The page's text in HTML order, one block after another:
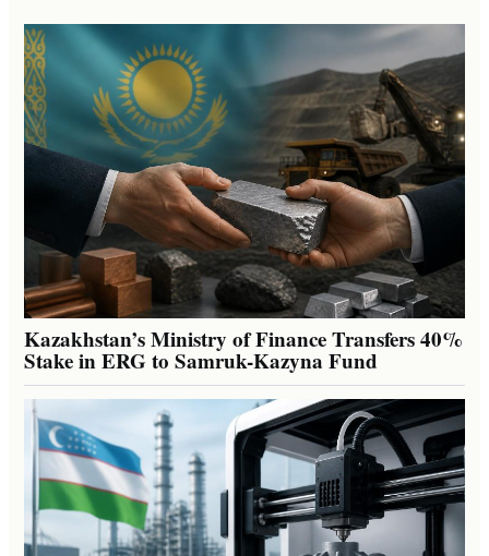
Kazakhstan’s Ministry of Finance Transfers 40%
Stake in ERG to Samruk-Kazyna Fund